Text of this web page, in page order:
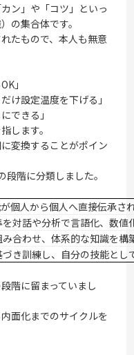
ン」や「コツ」といっ
の集合体です。
たもので、本人も無意
」
け設定温度を下げる」
できる」
します。
変換することがポイン
階に分類しました。
個人から個人へ直接伝承さ
対話や分析で言語化、数値
合わせ、体系的な知識を構
き訓練し、自分の技能とし
階に留まっていまし
面化までのサイクルを